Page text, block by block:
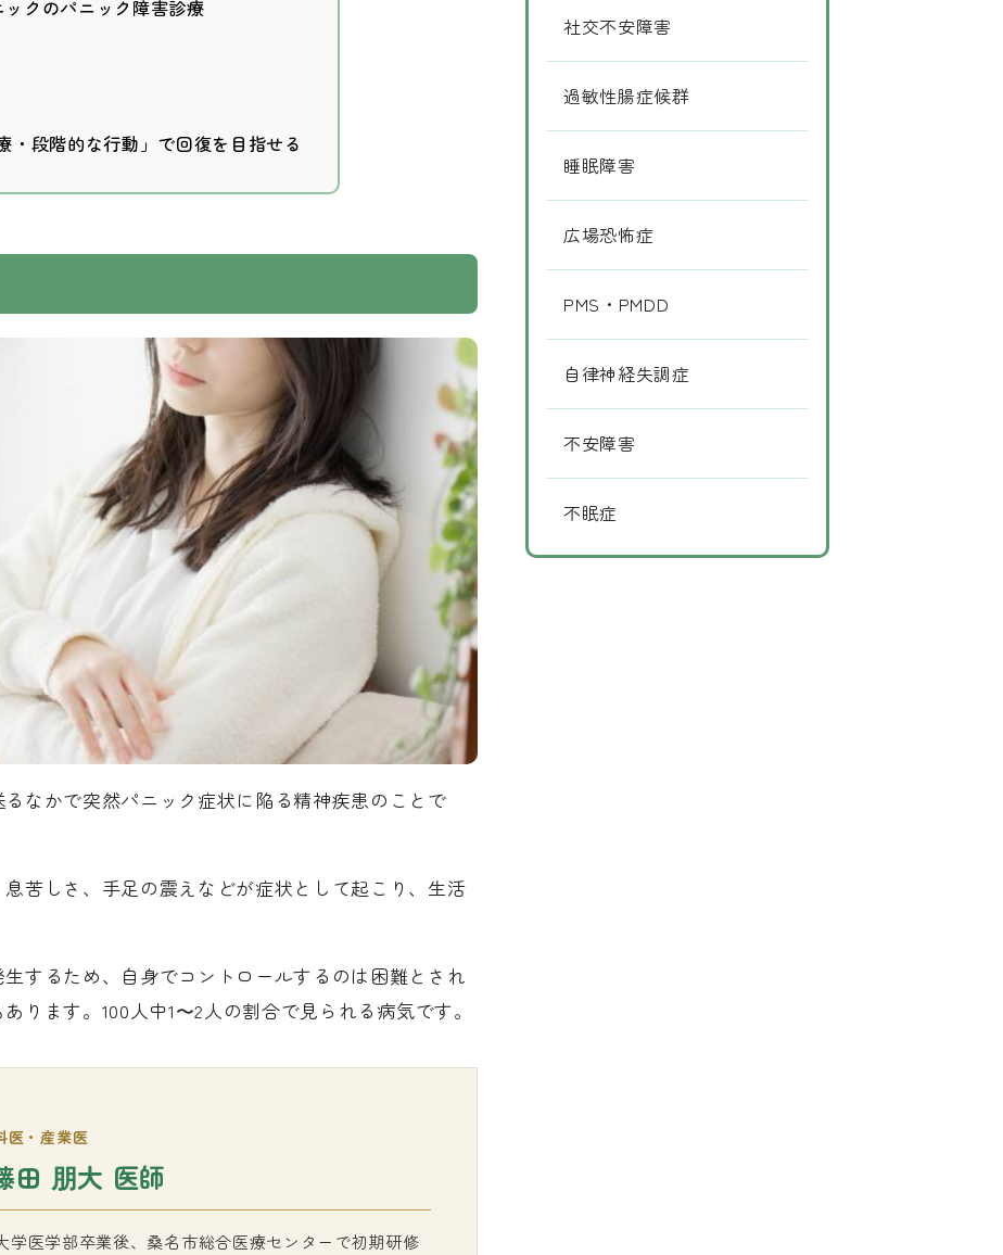
クのパニック障害診療
・段階的な行動」で回復を目指せる
なかで突然パニック症状に陥る精神疾患のことで
苦しさ、手足の震えなどが症状として起こり、生活
するため、自身でコントロールするのは困難とされ
ります。100人中1〜2人の割合で見られる病気です。
医・産業医
田 朋大 医師
学医学部卒業後、桑名市総合医療センターで初期研修
社交不安障害
過敏性腸症候群
睡眠障害
広場恐怖症
PMS・PMDD
自律神経失調症
不安障害
不眠症